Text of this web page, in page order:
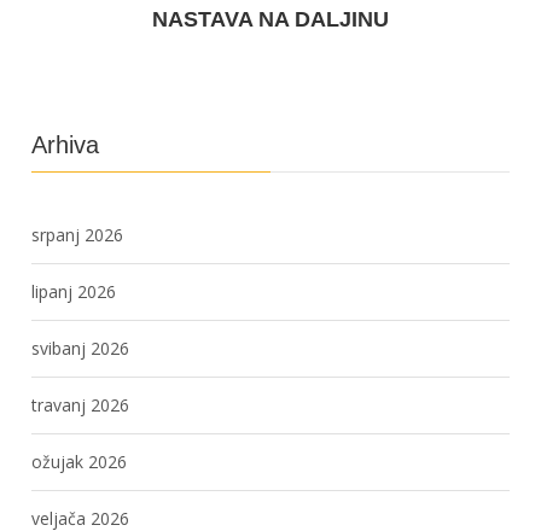
NASTAVA NA DALJINU
Arhiva
srpanj 2026
lipanj 2026
svibanj 2026
travanj 2026
ožujak 2026
veljača 2026